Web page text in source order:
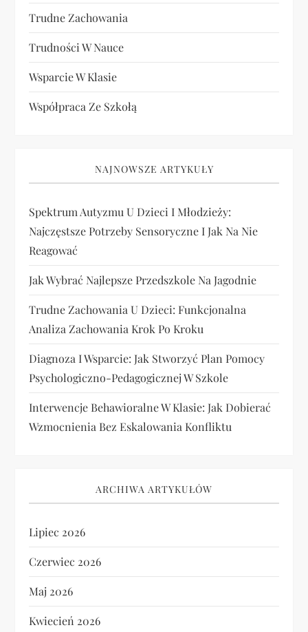
Trudne Zachowania
Trudności W Nauce
Wsparcie W Klasie
Współpraca Ze Szkołą
NAJNOWSZE ARTYKUŁY
Spektrum Autyzmu U Dzieci I Młodzieży:
Najczęstsze Potrzeby Sensoryczne I Jak Na Nie
Reagować
Jak Wybrać Najlepsze Przedszkole Na Jagodnie
Trudne Zachowania U Dzieci: Funkcjonalna
Analiza Zachowania Krok Po Kroku
Diagnoza I Wsparcie: Jak Stworzyć Plan Pomocy
Psychologiczno-Pedagogicznej W Szkole
Interwencje Behawioralne W Klasie: Jak Dobierać
Wzmocnienia Bez Eskalowania Konfliktu
ARCHIWA ARTYKUŁÓW
Lipiec 2026
Czerwiec 2026
Maj 2026
Kwiecień 2026